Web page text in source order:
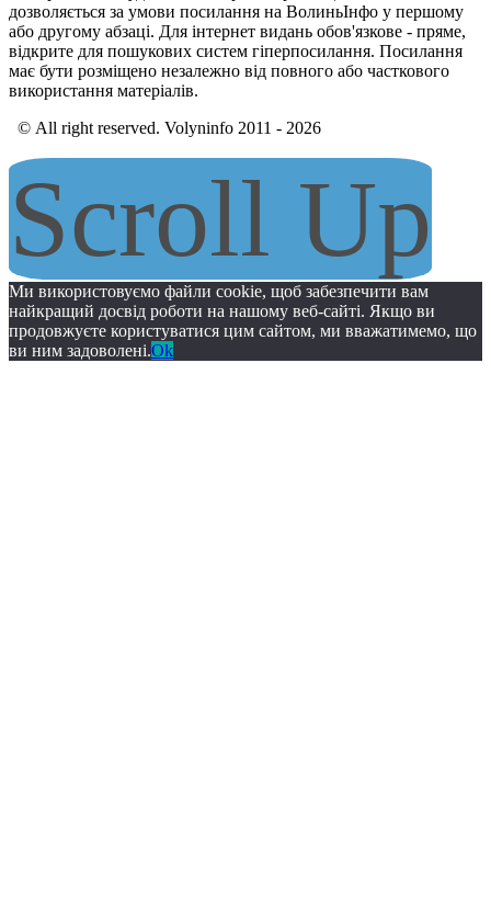
дозволяється за умови посилання на ВолиньІнфо у першому
або другому абзаці. Для інтернет видань обов'язкове - пряме,
відкрите для пошукових систем гіперпосилання. Посилання
має бути розміщено незалежно від повного або часткового
використання матеріалів.
© All right reserved. Volyninfo 2011 - 2026
Scroll Up
Ми використовуємо файли cookie, щоб забезпечити вам
найкращий досвід роботи на нашому веб-сайті. Якщо ви
продовжуєте користуватися цим сайтом, ми вважатимемо, що
ви ним задоволені.Ok